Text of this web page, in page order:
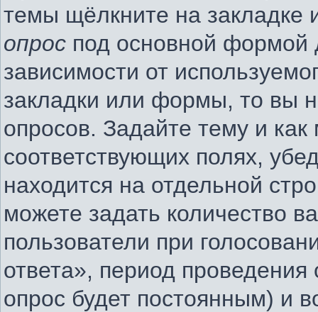
темы щёлкните на
опрос под основной формой
зависимости от
закладки или формы, то вы
опросов. Задайте тему и
соответствующих полях,
находится на отдельной
можете задать количество
пользователи при
ответа», период проведения
опрос будет постоянным) и